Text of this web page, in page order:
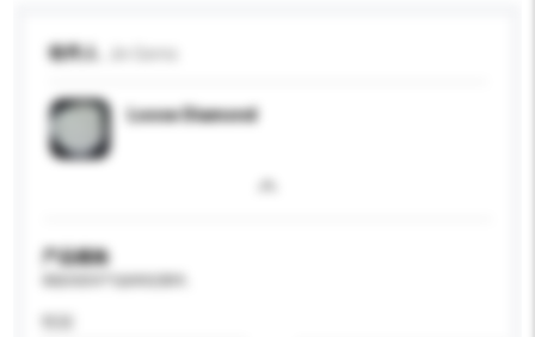
收件人
Loose Diamond
产品规格